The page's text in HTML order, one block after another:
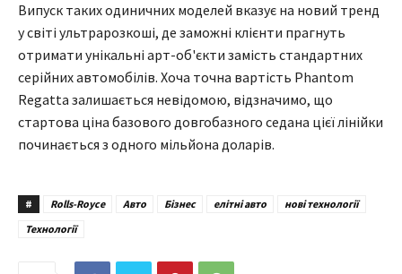
Випуск таких одиничних моделей вказує на новий тренд
у світі ультрарозкоші, де заможні клієнти прагнуть
отримати унікальні арт-об'єкти замість стандартних
серійних автомобілів. Хоча точна вартість Phantom
Regatta залишається невідомою, відзначимо, що
стартова ціна базового довгобазного седана цієї лінійки
починається з одного мільйона доларів.
# Rolls-Royce Авто Бізнес елітні авто
нові технології
Технології